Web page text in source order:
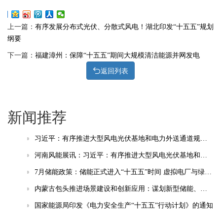
上一篇： 有序发展分布式光伏、分散式风电！湖北印发“十五五”规划
纲要
下一篇： 福建漳州：保障“十五五”期间大规模清洁能源并网发电
返回列表
新闻推荐
习近平：有序推进大型风电光伏基地和电力外送通道规划建设，加快重点行业清洁能源替代
河南风能展讯：习近平：有序推进大型风电光伏基地和电力外送通道规划建设，加快重点行业清洁能源替代
7月储能政策：储能正式进入“十五五”时间 虚拟电厂与绿电直连成热点
内蒙古包头推进场景建设和创新应用：谋划新型储能、智能电网等相关场景
国家能源局印发《电力安全生产“十五五”行动计划》的通知